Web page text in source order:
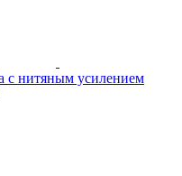
с нитяным усилением